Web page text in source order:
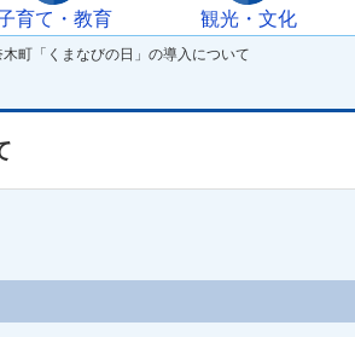
育て・教育 観光・文化
町「くまなびの日」の導入について